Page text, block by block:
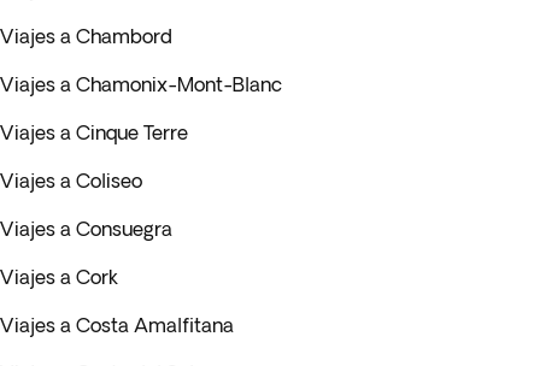
Viajes a Chambord
Viajes a Chamonix-Mont-Blanc
Viajes a Cinque Terre
Viajes a Coliseo
Viajes a Consuegra
Viajes a Cork
Viajes a Costa Amalfitana